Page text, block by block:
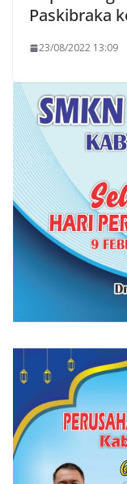
Paskibraka
23/08/2022 13:09